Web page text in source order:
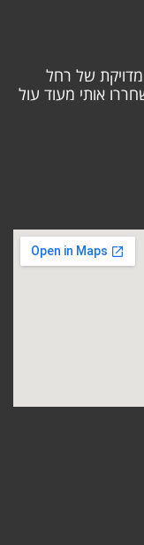
של רחל
אותי מעוד עול